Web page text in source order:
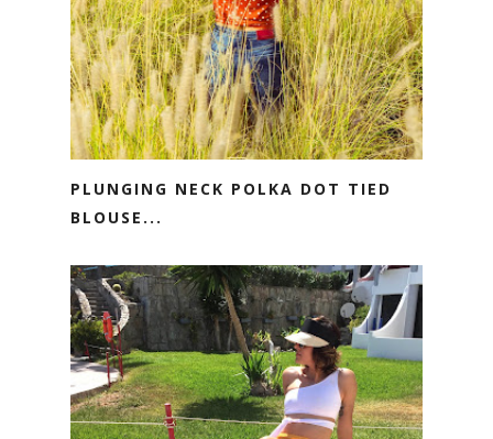
PLUNGING NECK POLKA DOT TIED
BLOUSE...